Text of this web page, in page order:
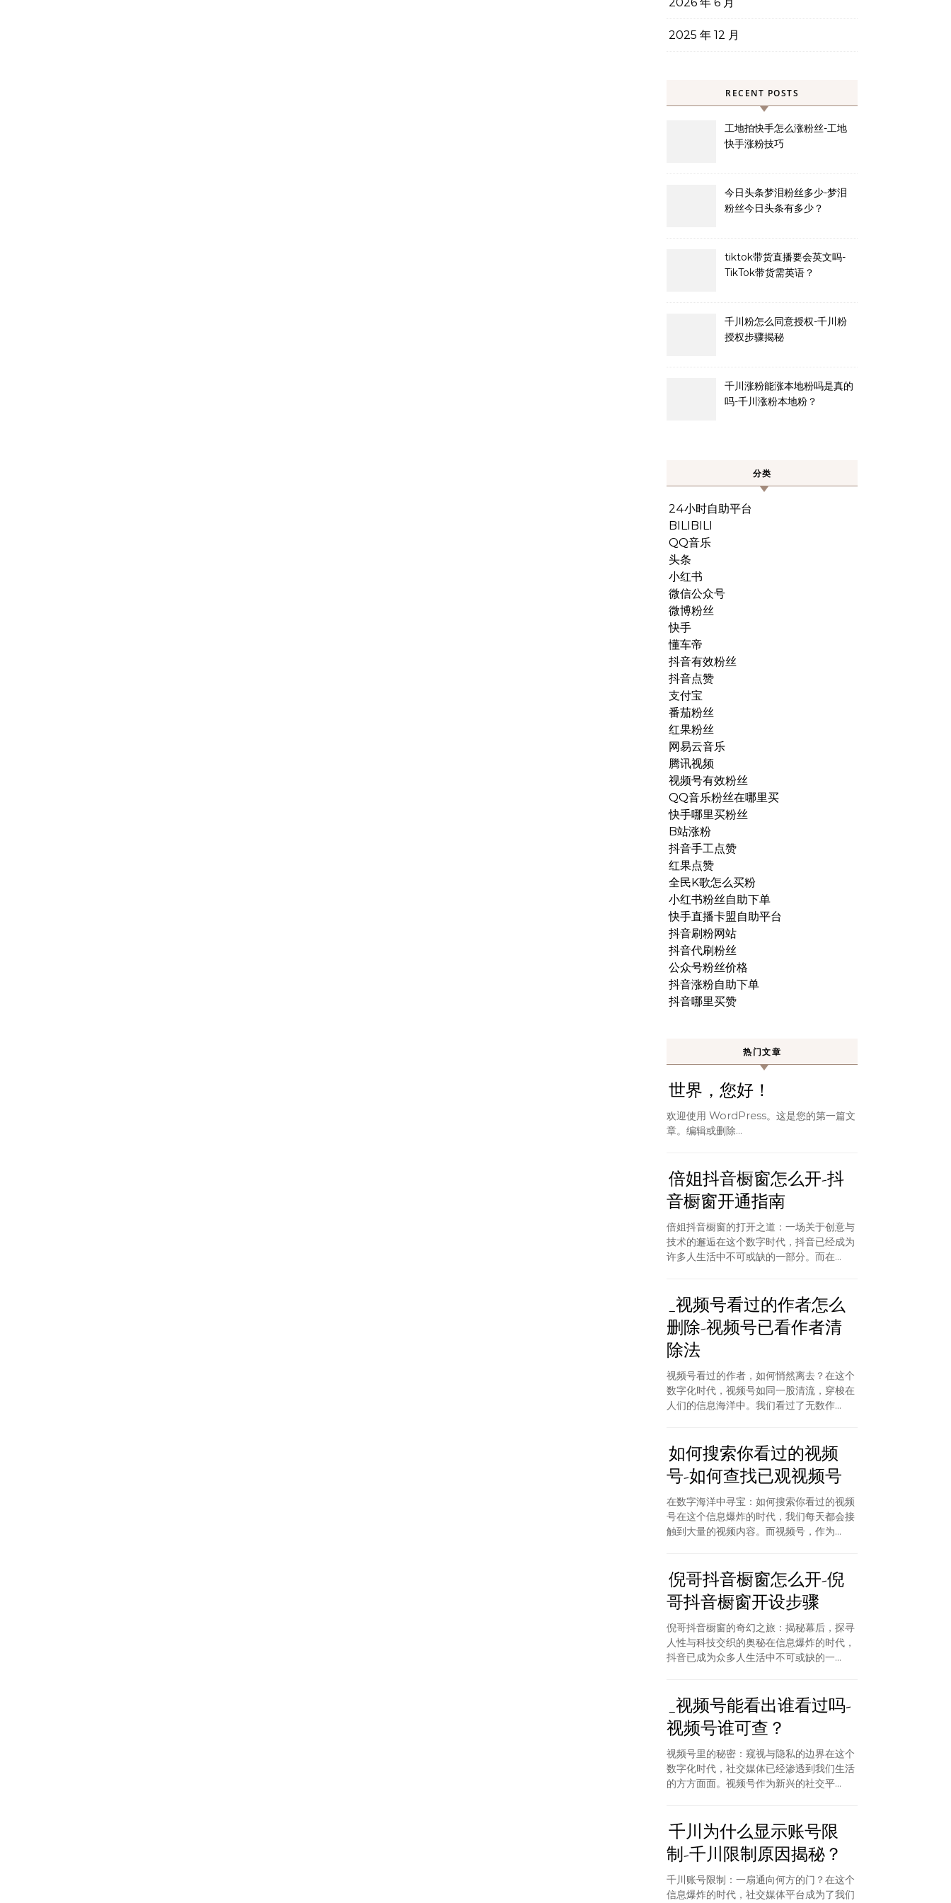
2025 年 12 月
RECENT POSTS
工地拍快手怎么涨粉丝-工地
快手涨粉技巧
今日头条梦泪粉丝多少-梦泪
粉丝今日头条有多少？
tiktok带货直播要会英文吗-
TikTok带货需英语？
千川粉怎么同意授权-千川粉
授权步骤揭秘
千川涨粉能涨本地粉吗是真的
吗-千川涨粉本地粉？
分类
24小时自助平台
BILIBILI
QQ音乐
头条
小红书
微信公众号
微博粉丝
快手
懂车帝
抖音有效粉丝
抖音点赞
支付宝
番茄粉丝
红果粉丝
网易云音乐
腾讯视频
视频号有效粉丝
QQ音乐粉丝在哪里买
快手哪里买粉丝
B站涨粉
抖音手工点赞
红果点赞
全民K歌怎么买粉
小红书粉丝自助下单
快手直播卡盟自助平台
抖音刷粉网站
抖音代刷粉丝
公众号粉丝价格
抖音涨粉自助下单
抖音哪里买赞
热门文章
世界，您好！
欢迎使用 WordPress。这是您的第一篇文
章。编辑或删除…
倍姐抖音橱窗怎么开-抖
音橱窗开通指南
倍姐抖音橱窗的打开之道：一场关于创意与
技术的邂逅在这个数字时代，抖音已经成为
许多人生活中不可或缺的一部分。而在...
_视频号看过的作者怎么
删除-视频号已看作者清
除法
视频号看过的作者，如何悄然离去？在这个
数字化时代，视频号如同一股清流，穿梭在
人们的信息海洋中。我们看过了无数作...
如何搜索你看过的视频
号-如何查找已观视频号
在数字海洋中寻宝：如何搜索你看过的视频
号在这个信息爆炸的时代，我们每天都会接
触到大量的视频内容。而视频号，作为...
倪哥抖音橱窗怎么开-倪
哥抖音橱窗开设步骤
倪哥抖音橱窗的奇幻之旅：揭秘幕后，探寻
人性与科技交织的奥秘在信息爆炸的时代，
抖音已成为众多人生活中不可或缺的一...
_视频号能看出谁看过吗-
视频号谁可查？
视频号里的秘密：窥视与隐私的边界在这个
数字化时代，社交媒体已经渗透到我们生活
的方方面面。视频号作为新兴的社交平...
千川为什么显示账号限
制-千川限制原因揭秘？
千川账号限制：一扇通向何方的门？在这个
信息爆炸的时代，社交媒体平台成为了我们